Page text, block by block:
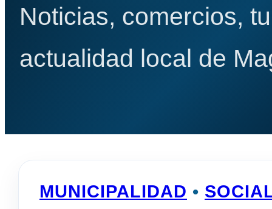
Noticias, comercios,
actualidad local de
MUNICIPALIDAD •